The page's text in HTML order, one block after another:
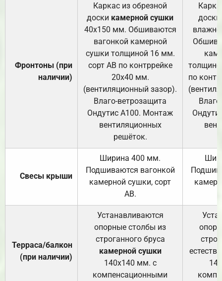
Фронтоны (при
наличии)
Каркас из обрезной
доски камерной сушки
40х150 мм. Обшиваются
вагонкой камерной
сушки толщиной 16 мм.
сорт АВ по контррейке
20х40 мм.
(вентиляционный зазор).
Влаго-ветрозащита
Ондутис А100. Монтаж
вентиляционных
решёток.
доски
по
Свесы крыши
Ширина 400 мм.
Подшиваются вагонкой
камерной сушки, сорт
АВ.
Терраса/балкон
(при наличии)
Устанавливаются
опорные столбы из
строганного бруса
камерной сушки
140х140 мм. с
компенсационными